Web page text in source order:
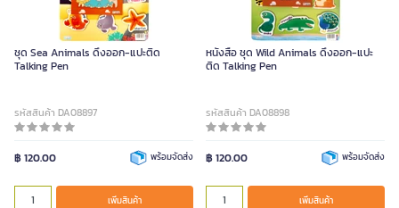
ชุด Sea Animals ดึงออก-แปะติด
Talking Pen
รหัสสินค้า DA08897
฿ 120.00 พร้อมจัดส่ง
เพิ่มสินค้า
หนังสือ ชุด Wild Animals ดึงออก-แปะ
ติด Talking Pen
รหัสสินค้า DA08898
฿ 120.00 พร้อมจัดส่ง
เพิ่มสินค้า